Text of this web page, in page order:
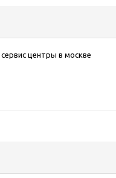
центры в москве